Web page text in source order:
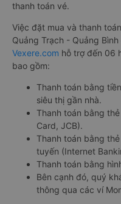
thanh toán vé.
Việc đặt mua và thanh
Quảng Trạch - Quảng
Vexere.com hỗ trợ đến 06
bao gồm:
Thanh toán bằng
siêu thị gần nhà.
Thanh toán bằng
Card, JCB).
Thanh toán bằng
tuyến (Internet
Thanh toán bằng
Bên cạnh đó, quý
thông qua các ví